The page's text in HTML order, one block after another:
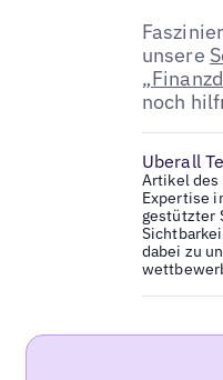
unsere
noch
Uberall
Artikel des
Expertise
gestützter
dabei zu